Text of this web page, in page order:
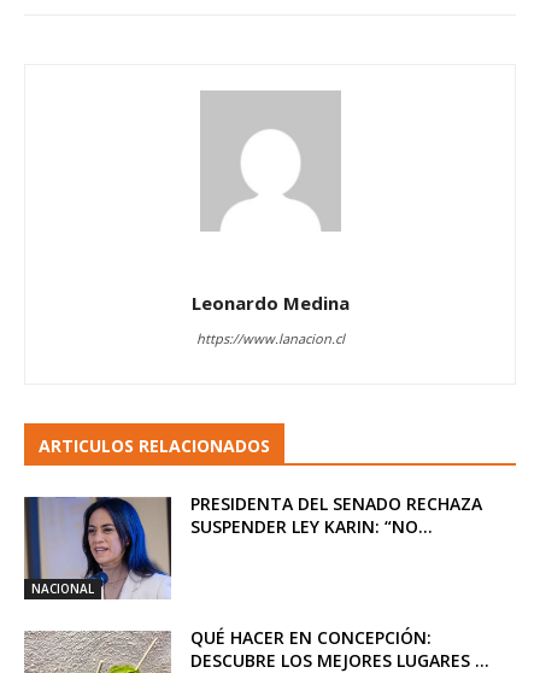
Leonardo Medina
https://www.lanacion.cl
ARTICULOS RELACIONADOS
NACIONAL
PRESIDENTA DEL SENADO RECHAZA
SUSPENDER LEY KARIN: “NO...
QUÉ HACER EN CONCEPCIÓN:
DESCUBRE LOS MEJORES LUGARES ...